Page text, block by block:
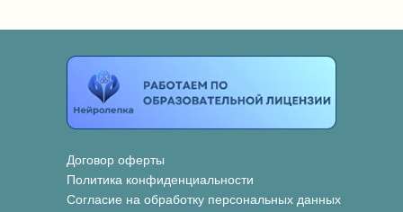
Договор оферты
Политика конфиденциальности
Согласие на обработку персональных данных